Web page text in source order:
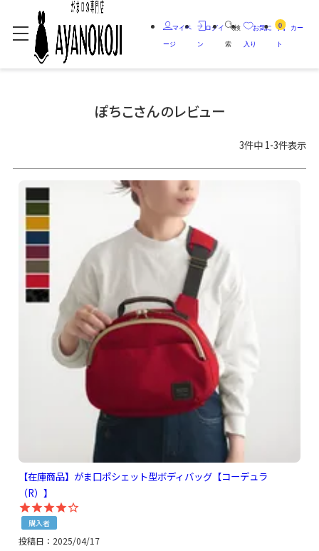
マイペ
ージ
ログイ
ン
検
索
お気に
入り
0 カー
ト
ぽちこさんのレビュー
3件中 1-3件表示
【在庫商品】がま口ポシェット型ボディバッグ【コーデュラ
（R）】
購入者
投稿日 2025/04/17